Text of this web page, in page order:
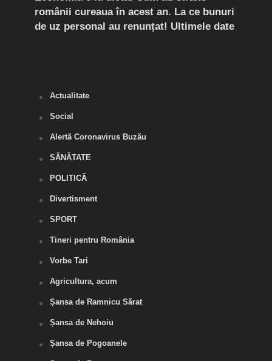
românii cureaua în acest an. La ce bunuri
de uz personal au renunțat! Ultimele date
Actualitate
Social
Alertă Coronavirus Buzău
SĂNĂTATE
POLITICĂ
Divertisment
SPORT
Tineri pentru România
Vorbe Tari
Agricultura, acum
Șansa de Ramnicu Sărat
Șansa de Nehoiu
Șansa de Pogoanele